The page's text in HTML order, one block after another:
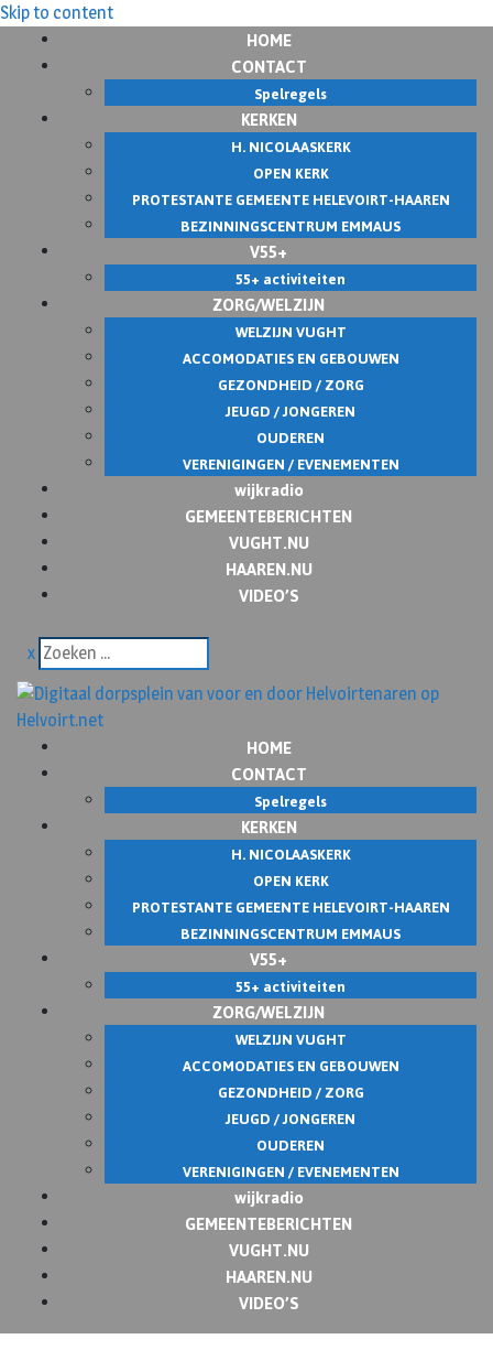
Skip to content
HOME
CONTACT
Spelregels
KERKEN
H. NICOLAASKERK
OPEN KERK
PROTESTANTE GEMEENTE HELEVOIRT-HAAREN
BEZINNINGSCENTRUM EMMAUS
V55+
55+ activiteiten
ZORG/WELZIJN
WELZIJN VUGHT
ACCOMODATIES EN GEBOUWEN
GEZONDHEID / ZORG
JEUGD / JONGEREN
OUDEREN
VERENIGINGEN / EVENEMENTEN
wijkradio
GEMEENTEBERICHTEN
VUGHT.NU
HAAREN.NU
VIDEO’S
x
HOME
CONTACT
Spelregels
KERKEN
H. NICOLAASKERK
OPEN KERK
PROTESTANTE GEMEENTE HELEVOIRT-HAAREN
BEZINNINGSCENTRUM EMMAUS
V55+
55+ activiteiten
ZORG/WELZIJN
WELZIJN VUGHT
ACCOMODATIES EN GEBOUWEN
GEZONDHEID / ZORG
JEUGD / JONGEREN
OUDEREN
VERENIGINGEN / EVENEMENTEN
wijkradio
GEMEENTEBERICHTEN
VUGHT.NU
HAAREN.NU
VIDEO’S